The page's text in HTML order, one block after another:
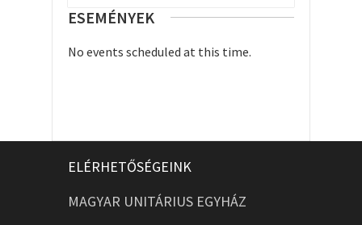
ESEMÉNYEK
No events scheduled at this time.
ELÉRHETŐSÉGEINK
MAGYAR UNITÁRIUS EGYHÁZ